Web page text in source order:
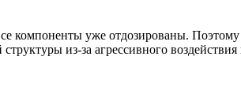
компоненты уже отдозированы.
из-за агрессивного